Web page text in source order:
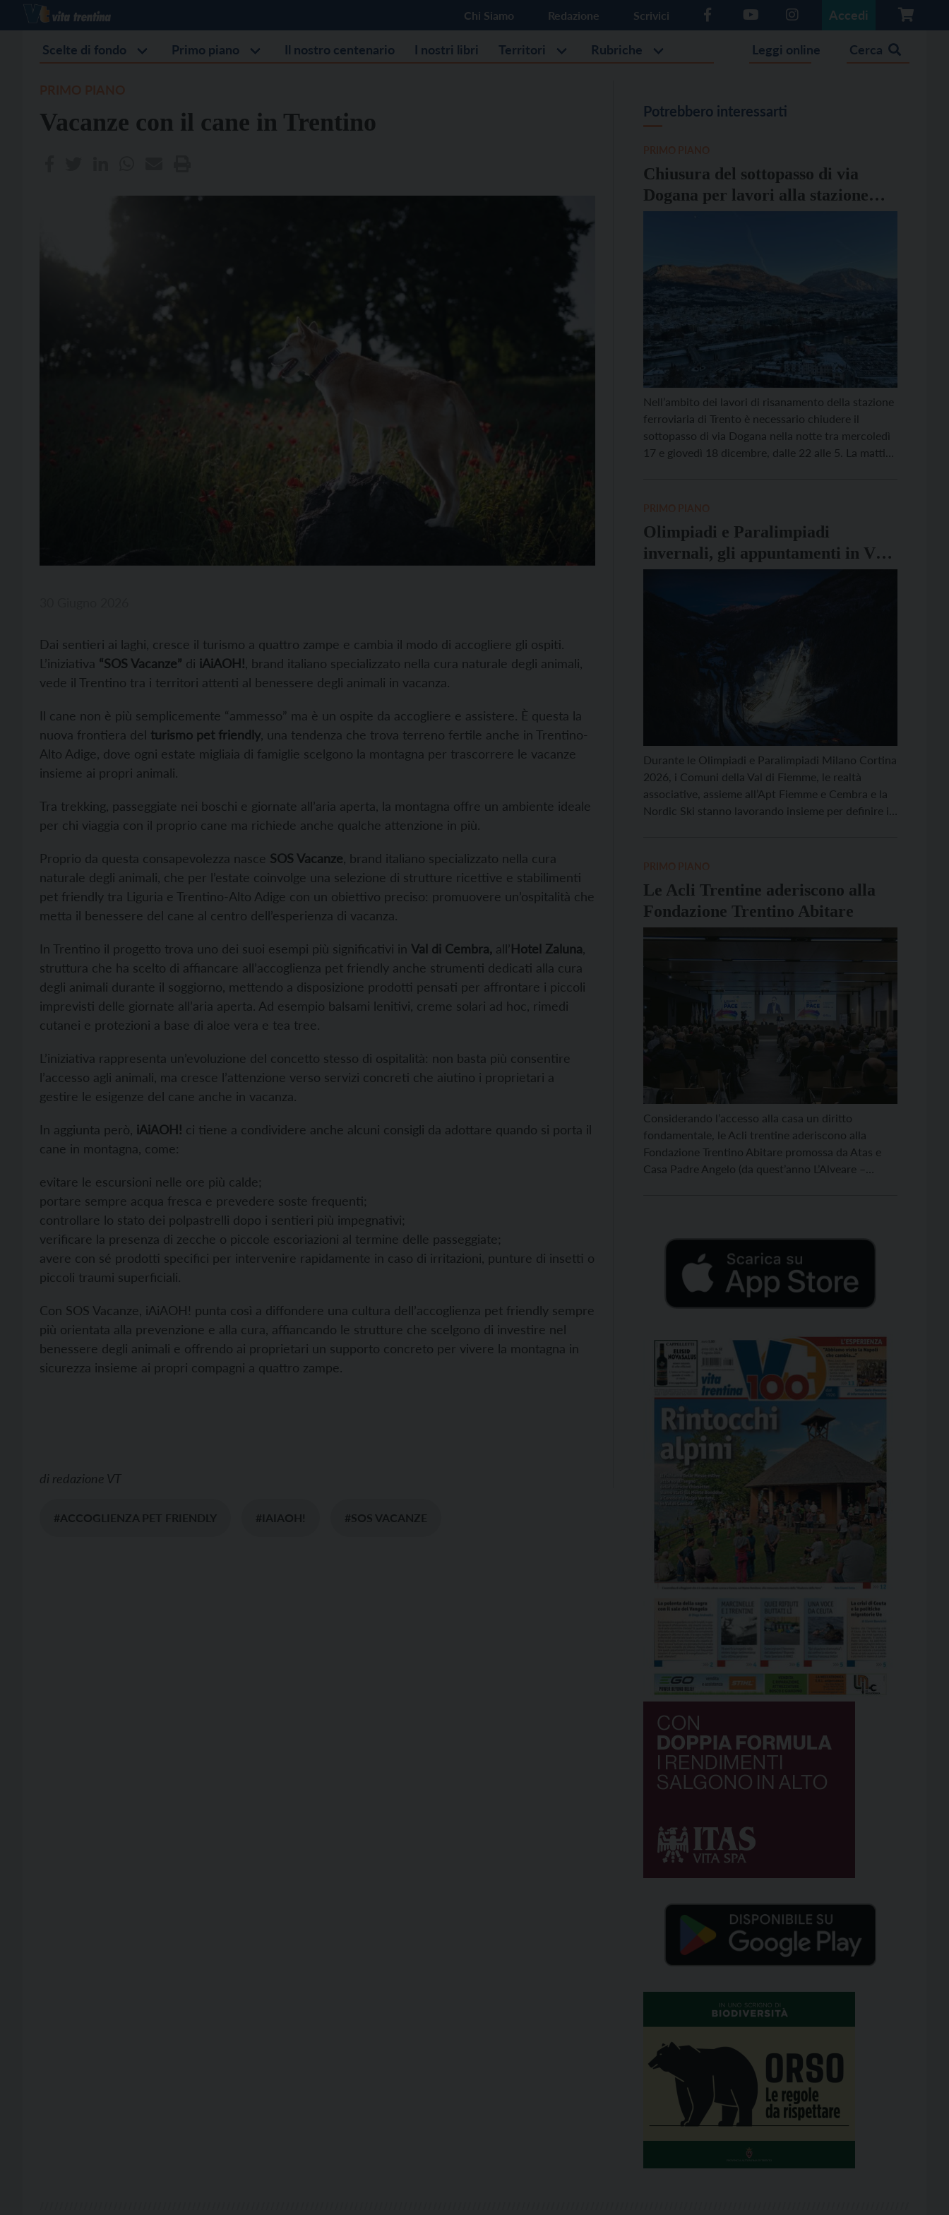
Chi Siamo Redazione Scrivici Accedi
Scelte di fondo Primo piano Il nostro centenario I nostri libri Territori Rubriche Leggi online Cerca
Vacanze con il cane in Trentino
Dai sentieri ai laghi, cresce il turismo a quattro zampe e cambia il modo di accogliere gli ospiti.
L’iniziativa “SOS Vacanze” di iAiAOH! , brand italiano specializzato nella cura naturale degli animali,
vede il Trentino tra i territori attenti al benessere degli animali in vacanza.
Il cane non è più semplicemente “ammesso” ma è un ospite da accogliere e assistere. È questa la
nuova frontiera del turismo pet friendly , una tendenza che trova terreno fertile anche in Trentino-
Alto Adige, dove ogni estate migliaia di famiglie scelgono la montagna per trascorrere le vacanze
insieme ai propri animali.
Tra trekking, passeggiate nei boschi e giornate all’aria aperta, la montagna offre un ambiente ideale
per chi viaggia con il proprio cane ma richiede anche qualche attenzione in più.
Proprio da questa consapevolezza nasce SOS Vacanze , brand italiano specializzato nella cura
naturale degli animali, che per l’estate coinvolge una selezione di strutture ricettive e stabilimenti
pet friendly tra Liguria e Trentino-Alto Adige con un obiettivo preciso: promuovere un’ospitalità che
metta il benessere del cane al centro dell’esperienza di vacanza.
In Trentino il progetto trova uno dei suoi esempi più significativi in Val di Cembra, all’Hotel Zaluna
struttura che ha scelto di affiancare all’accoglienza pet friendly anche strumenti dedicati alla cura
degli animali durante il soggiorno, mettendo a disposizione prodotti pensati per affrontare i piccoli
imprevisti delle giornate all’aria aperta. Ad esempio balsami lenitivi, creme solari ad hoc, rimedi
cutanei e protezioni a base di aloe vera e tea tree.
L’iniziativa rappresenta un’evoluzione del concetto stesso di ospitalità: non basta più consentire
l’accesso agli animali, ma cresce l’attenzione verso servizi concreti che aiutino i proprietari a
gestire le esigenze del cane anche in vacanza.
In aggiunta però, iAiAOH! ci tiene a condividere anche alcuni consigli da adottare quando si porta il
cane in montagna, come:
evitare le escursioni nelle ore più calde;
portare sempre acqua fresca e prevedere soste frequenti;
controllare lo stato dei polpastrelli dopo i sentieri più impegnativi;
verificare la presenza di zecche o piccole escoriazioni al termine delle passeggiate;
avere con sé prodotti specifici per intervenire rapidamente in caso di irritazioni, punture di insetti o
piccoli traumi superficiali.
Con SOS Vacanze, iAiAOH! punta così a diffondere una cultura dell’accoglienza pet friendly sempre
più orientata alla prevenzione e alla cura, affiancando le strutture che scelgono di investire nel
benessere degli animali e offrendo ai proprietari un supporto concreto per vivere la montagna in
sicurezza insieme ai propri compagni a quattro zampe.
di redazione VT
#ACCOGLIENZA PET FRIENDLY #IAIAOH! #SOS VACANZE
Potrebbero interessarti
Chiusura del sottopasso di via
Dogana per lavori alla stazione
ferroviaria di Trento
Nell’ambito dei lavori di risanamento della stazione
ferroviaria di Trento è necessario chiudere il
sottopasso di via Dogana nella notte tra mercoledì
17 e giovedì 18 dicembre, dalle 22 alle 5. La mattina
Olimpiadi e Paralimpiadi
invernali, gli appuntamenti in Val
di Fiemme
Durante le Olimpiadi e Paralimpiadi Milano Cortina
2026, i Comuni della Val di Fiemme, le realtà
associative, assieme all’Apt Fiemme e Cembra e la
Nordic Ski stanno lavorando insieme per definire i
Le Acli Trentine aderiscono alla
Fondazione Trentino Abitare
Considerando l’accesso alla casa un diritto
fondamentale, le Acli trentine aderiscono alla
Fondazione Trentino Abitare promossa da Atas e
Casa Padre Angelo (da quest’anno L’Alveare –
una vera e propria emergenza e […]